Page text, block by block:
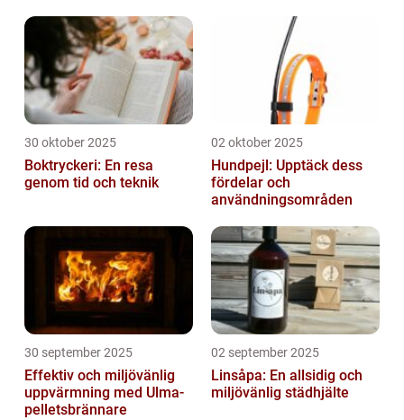
30 oktober 2025
Boktryckeri: En resa
genom tid och teknik
02 oktober 2025
Hundpejl: Upptäck dess
fördelar och
användningsområden
30 september 2025
Effektiv och miljövänlig
uppvärmning med Ulma-
pelletsbrännare
02 september 2025
Linsåpa: En allsidig och
miljövänlig städhjälte